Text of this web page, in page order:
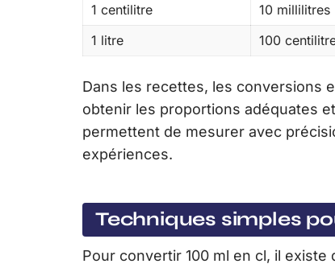
1 centilitre
10 millilitres
1 litre
100
Dans les recettes, les conversions
obtenir les proportions adéquates
permettent de mesurer avec
expériences.
Techniques simples
Pour convertir 100 ml en cl, il